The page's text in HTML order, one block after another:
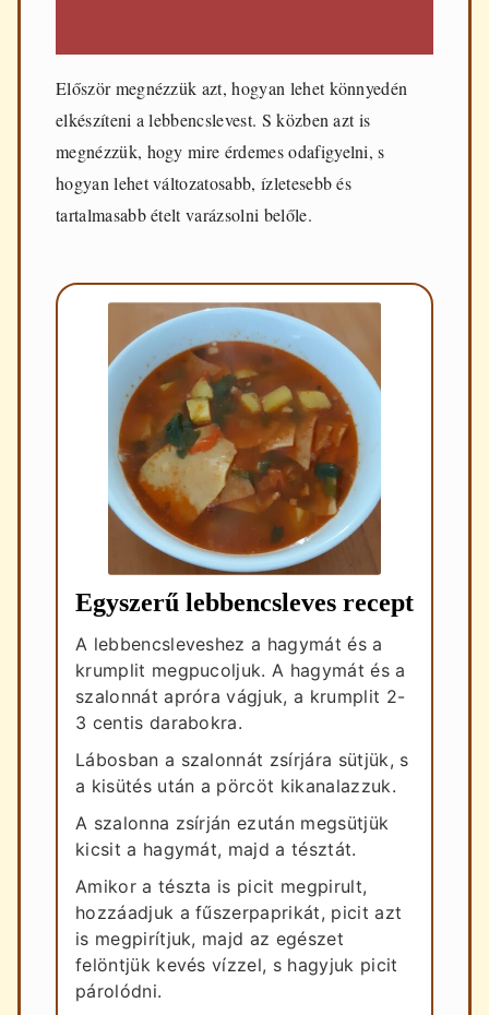
Először megnézzük azt, hogyan lehet könnyedén
elkészíteni a lebbencslevest. S közben azt is
megnézzük, hogy mire érdemes odafigyelni, s
hogyan lehet változatosabb, ízletesebb és
tartalmasabb ételt varázsolni belőle.
Egyszerű lebbencsleves recept
A lebbencsleveshez a hagymát és a
krumplit megpucoljuk. A hagymát és a
szalonnát apróra vágjuk, a krumplit 2-
3 centis darabokra.
Lábosban a szalonnát zsírjára sütjük, s
a kisütés után a pörcöt kikanalazzuk.
A szalonna zsírján ezután megsütjük
kicsit a hagymát, majd a tésztát.
Amikor a tészta is picit megpirult,
hozzáadjuk a fűszerpaprikát, picit azt
is megpirítjuk, majd az egészet
felöntjük kevés vízzel, s hagyjuk picit
párolódni.